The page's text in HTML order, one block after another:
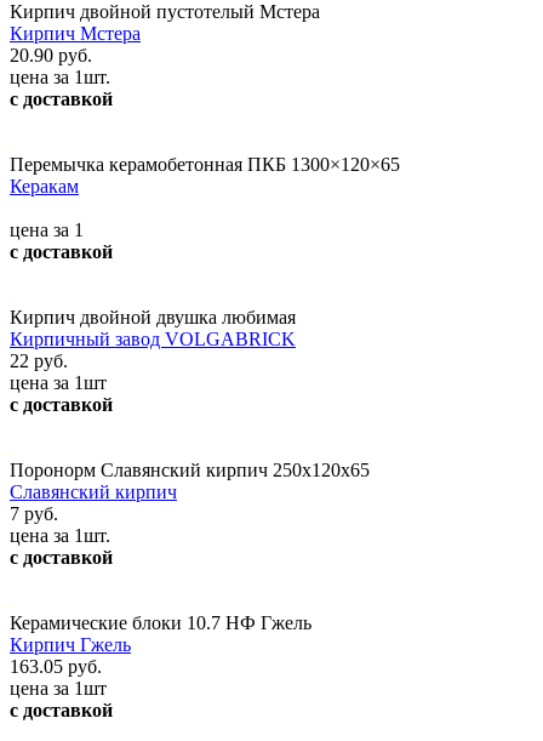
Кирпич двойной пустотелый Мстера
Кирпич Мстера
20.90 руб.
цена за 1шт.
с доставкой
Перемычка керамобетонная ПКБ 1300×120×65
Керакам
цена за 1
с доставкой
Кирпич двойной двушка любимая
Кирпичный завод VOLGABRICK
22 руб.
цена за 1шт
с доставкой
Поронорм Славянский кирпич 250х120х65
Славянский кирпич
7 руб.
цена за 1шт.
с доставкой
Керамические блоки 10.7 НФ Гжель
Кирпич Гжель
163.05 руб.
цена за 1шт
с доставкой